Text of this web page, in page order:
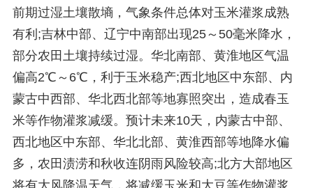
前期过湿土壤散墒，气象条件总体对玉米灌浆成熟
有利;吉林中部、辽宁中南部出现25～50毫米降水，
部分农田土壤持续过湿。华北南部、黄淮地区气温
偏高2℃～6℃，利于玉米稳产;西北地区中东部、内
蒙古中西部、华北西北部等地寡照突出，造成春玉
米等作物灌浆减缓。预计未来10天，内蒙古中部、
西北地区中东部、华北北部、黄淮西部等地降水偏
多，农田渍涝和秋收连阴雨风险较高;北方大部地区